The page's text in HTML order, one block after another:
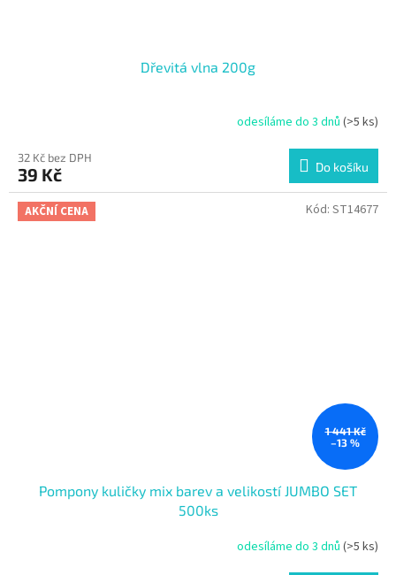
Dřevitá vlna 200g
odesíláme do 3 dnů (>5 ks)
32 Kč bez DPH
39 Kč Do košíku
AKČNÍ CENA
1 441 Kč
–13 %
Pompony kuličky mix barev a velikostí JUMBO SET
500ks
odesíláme do 3 dnů (>5 ks)
Kód: ST14677